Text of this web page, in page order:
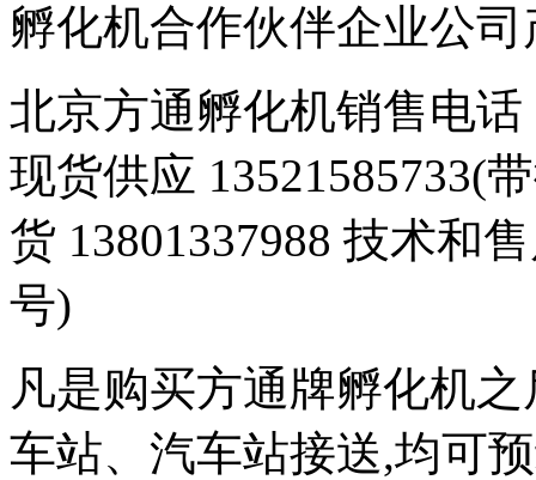
孵化机合作伙伴企业公
北京方通孵化机销售电话
现货供应 13521585733(
货 13801337988 技术和
号)
凡是购买方通牌孵化机
车站、汽车站接送,均可